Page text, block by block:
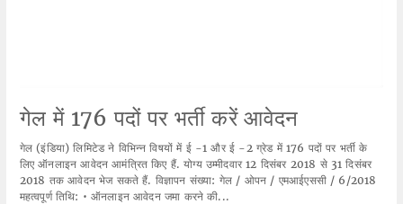
गेल में 176 पदों पर भर्ती करें आवेदन
गेल (इंडिया) लिमिटेड ने विभिन्न विषयों में ई -1 और ई -2 ग्रेड में 176 पदों पर भर्ती के
लिए ऑनलाइन आवेदन आमंत्रित किए हैं. योग्य उम्मीदवार 12 दिसंबर 2018 से 31 दिसंबर
2018 तक आवेदन भेज सकते हैं. विज्ञापन संख्या: गेल / ओपन / एमआईएससी / 6/2018
महत्वपूर्ण तिथि: • ऑनलाइन आवेदन जमा करने की...